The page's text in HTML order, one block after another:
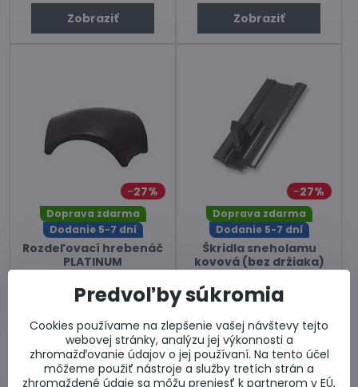
Zobraziť Zobraziť
27%
Doprava zdarma
Dodanie 5-7 dní
Rozdeľovací hrebenáč
PLATINUM
rozdeľovací hrebenáč pre
krytinu Bramac Platinum.
Skladom u dodávateľa
26,81 €
Zobraziť
27%
Doprava zdarma
Dodanie 5-7 dní
Škridla sneholamu
kovová (bez držiaka)
PLATINUM
Škridla sneholamu pre krytinu
Bramac Platinum.
Skladom u dodávateľa
33,66 €
Do košíka
Predvoľby súkromia
Cookies používame na zlepšenie vašej návštevy tejto
webovej stránky, analýzu jej výkonnosti a
zhromažďovanie údajov o jej používaní. Na tento účel
môžeme použiť nástroje a služby tretích strán a
zhromaždené údaje sa môžu preniesť k partnerom v EÚ,